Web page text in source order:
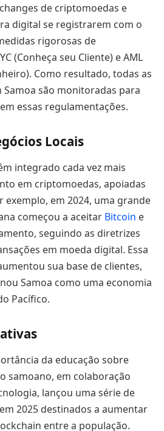
de criptomoedas e
digital se registrarem com o
rigorosas de
(Conheça seu Cliente) e AML
Como resultado, todas as
são monitoradas para
essas regulamentações.
Locais
integrado cada vez mais
em criptomoedas, apoiadas
exemplo, em 2024, uma grande
começou a aceitar Bitcoin e
seguindo as diretrizes
em moeda digital. Essa
sua base de clientes,
Samoa como uma economia
Pacífico.
da educação sobre
samoano, em colaboração
lançou uma série de
2025 destinados a aumentar
entre a população.